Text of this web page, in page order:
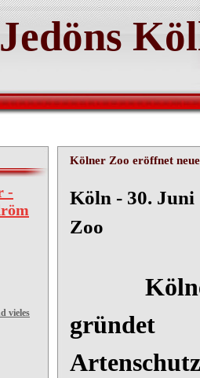
-
vieles
Kölner Zoo eröffnet
Köln
Zoo
Kölner